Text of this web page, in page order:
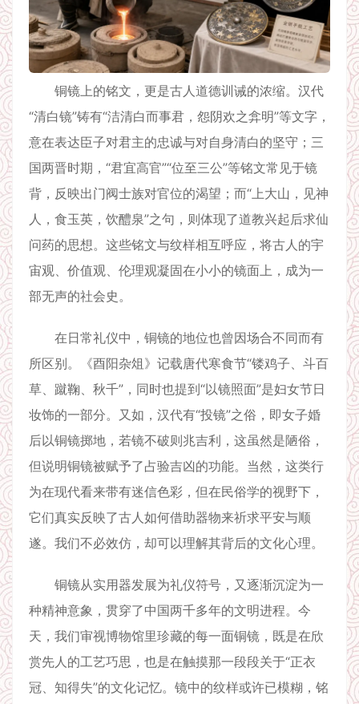
铜镜上的铭文，更是古人道德训诫的浓缩。汉代
“清白镜”铸有“洁清白而事君，怨阴欢之弇明”等文字，
意在表达臣子对君主的忠诚与对自身清白的坚守；三
国两晋时期，“君宜高官”“位至三公”等铭文常见于镜
背，反映出门阀士族对官位的渴望；而“上大山，见神
人，食玉英，饮醴泉”之句，则体现了道教兴起后求仙
问药的思想。这些铭文与纹样相互呼应，将古人的宇
宙观、价值观、伦理观凝固在小小的镜面上，成为一
部无声的社会史。
在日常礼仪中，铜镜的地位也曾因场合不同而有
所区别。《酉阳杂俎》记载唐代寒食节“镂鸡子、斗百
草、蹴鞠、秋千”，同时也提到“以镜照面”是妇女节日
妆饰的一部分。又如，汉代有“投镜”之俗，即女子婚
后以铜镜掷地，若镜不破则兆吉利，这虽然是陋俗，
但说明铜镜被赋予了占验吉凶的功能。当然，这类行
为在现代看来带有迷信色彩，但在民俗学的视野下，
它们真实反映了古人如何借助器物来祈求平安与顺
遂。我们不必效仿，却可以理解其背后的文化心理。
铜镜从实用器发展为礼仪符号，又逐渐沉淀为一
种精神意象，贯穿了中国两千多年的文明进程。今
天，我们审视博物馆里珍藏的每一面铜镜，既是在欣
赏先人的工艺巧思，也是在触摸那一段段关于“正衣
冠、知得失”的文化记忆。镜中的纹样或许已模糊，铭